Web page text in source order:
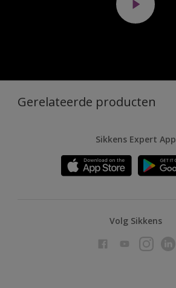
Gerelateerde producten
Sikkens Expert App
Volg Sikkens